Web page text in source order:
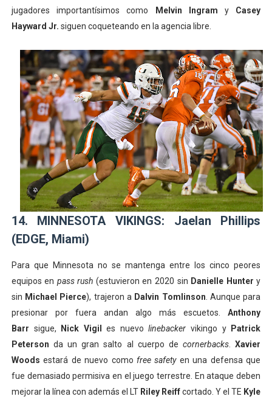
jugadores importantísimos como
Melvin Ingram y Casey
Hayward Jr. siguen coqueteando en la agencia libre.
14. MINNESOTA VIKINGS: Jaelan Phillips
(EDGE, Miami)
Para que Minnesota no se mantenga entre los cinco peores
equipos en pass rush (estuvieron en 2020 sin Danielle Huntery
sin Michael Pierce), trajeron a Dalvin Tomlinson . Aunque para
presionar por fuera andan algo más escuetos.Anthony
Barr sigue, Nick Vigiles nuevolinebacker vikingo y
Patrick
Petersonda un gran salto al cuerpo de cornerbacks.Xavier
Woodsestará de nuevo como free safety en una defensa que
fue demasiado permisiva en el juego terrestre. En ataque deben
mejorar la línea con además el LT Riley Reiffcortado. Y el TE Kyle